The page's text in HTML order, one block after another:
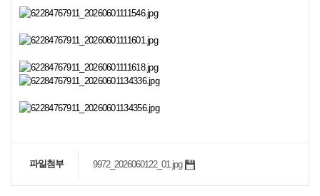
파일첨부 9972_2026060122_01.jpg